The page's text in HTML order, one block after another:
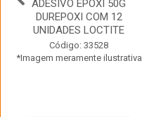
ADESIVO EPOXI 50G
DUREPOXI COM 12
UNIDADES LOCTITE
Código: 33528
*Imagem meramente ilustrativa